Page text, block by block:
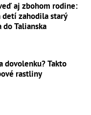
aj zbohom rodine:
detí zahodila starý
Talianska
dovolenku? Takto
rastliny